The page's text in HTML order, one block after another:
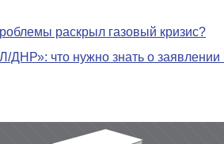
раскрыл газовый кризис?
ДНР»: что нужно знать о заявлении